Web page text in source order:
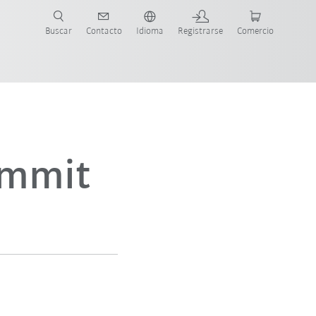
Buscar Contacto Idioma Registrarse Comercio